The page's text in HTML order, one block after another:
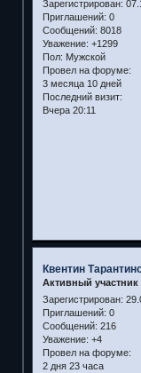
Зарегистрирован:
Приглашений: 0
Сообщений: 8018
Уважение: +1299
Пол: Мужской
Провел на форуме:
3 месяца 10 дней
Последний визит:
Вчера 20:11
Квентин
Активный участник
Зарегистрирован:
Приглашений: 0
Сообщений: 216
Уважение: +4
Провел на форуме:
2 дня 23 часа